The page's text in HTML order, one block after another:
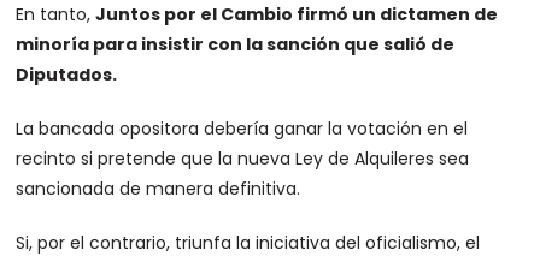
En tanto,Juntos por el Cambio firmó un dictamen de
minoría para insistir con la sanción que salió de
Diputados.
La bancada opositora debería ganar la votación en el
recinto si pretende que la nueva Ley de Alquileres sea
sancionada de manera definitiva.
Si, por el contrario, triunfa la iniciativa del oficialismo, el